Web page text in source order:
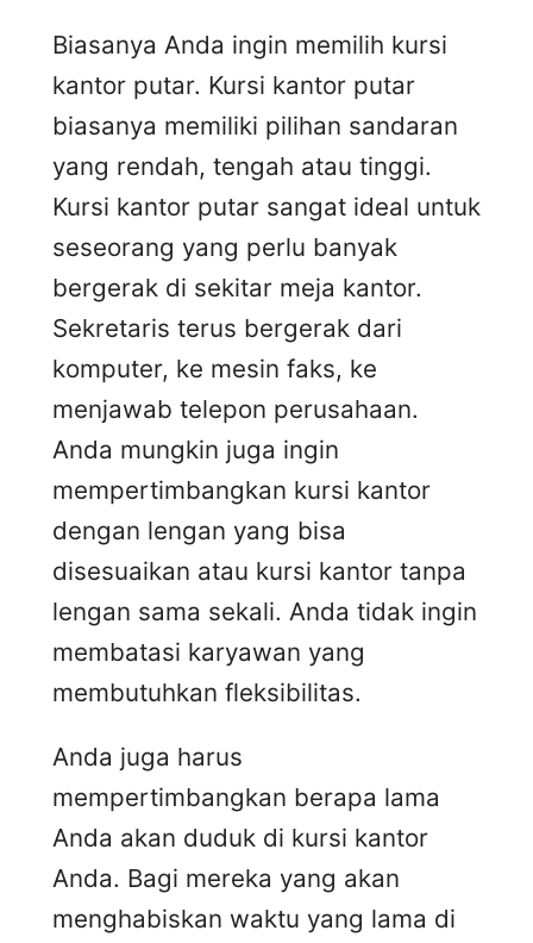
Biasanya Anda ingin memilih kursi
kantor putar. Kursi kantor putar
biasanya memiliki pilihan sandaran
yang rendah, tengah atau tinggi.
Kursi kantor putar sangat ideal untuk
seseorang yang perlu banyak
bergerak di sekitar meja kantor.
Sekretaris terus bergerak dari
komputer, ke mesin faks, ke
menjawab telepon perusahaan.
Anda mungkin juga ingin
mempertimbangkan kursi kantor
dengan lengan yang bisa
disesuaikan atau kursi kantor tanpa
lengan sama sekali. Anda tidak ingin
membatasi karyawan yang
membutuhkan fleksibilitas.
Anda juga harus
mempertimbangkan berapa lama
Anda akan duduk di kursi kantor
Anda. Bagi mereka yang akan
menghabiskan waktu yang lama di